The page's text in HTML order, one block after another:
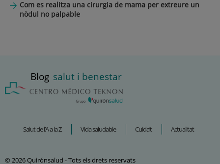
Com es realitza una cirurgia de mama per extreure un
nòdul no palpable
Blog salut i benestar
Salut de l’A a la Z Vida saludable Cuida’t Actualitat
© 2026 Quirónsalud - Tots els drets reservats